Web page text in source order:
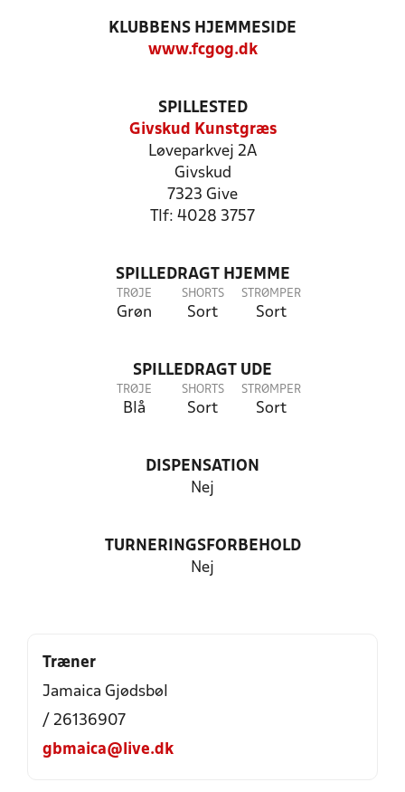
KLUBBENS HJEMMESIDE
www.fcgog.dk
SPILLESTED
Givskud Kunstgræs
Løveparkvej 2A
Givskud
7323 Give
Tlf: 4028 3757
SPILLEDRAGT HJEMME
TRØJE
Grøn
SHORTS
Sort
STRØMPER
Sort
SPILLEDRAGT UDE
TRØJE
Blå
SHORTS
Sort
STRØMPER
Sort
DISPENSATION
Nej
TURNERINGSFORBEHOLD
Nej
Træner
Jamaica Gjødsbøl
/ 26136907
gbmaica@live.dk